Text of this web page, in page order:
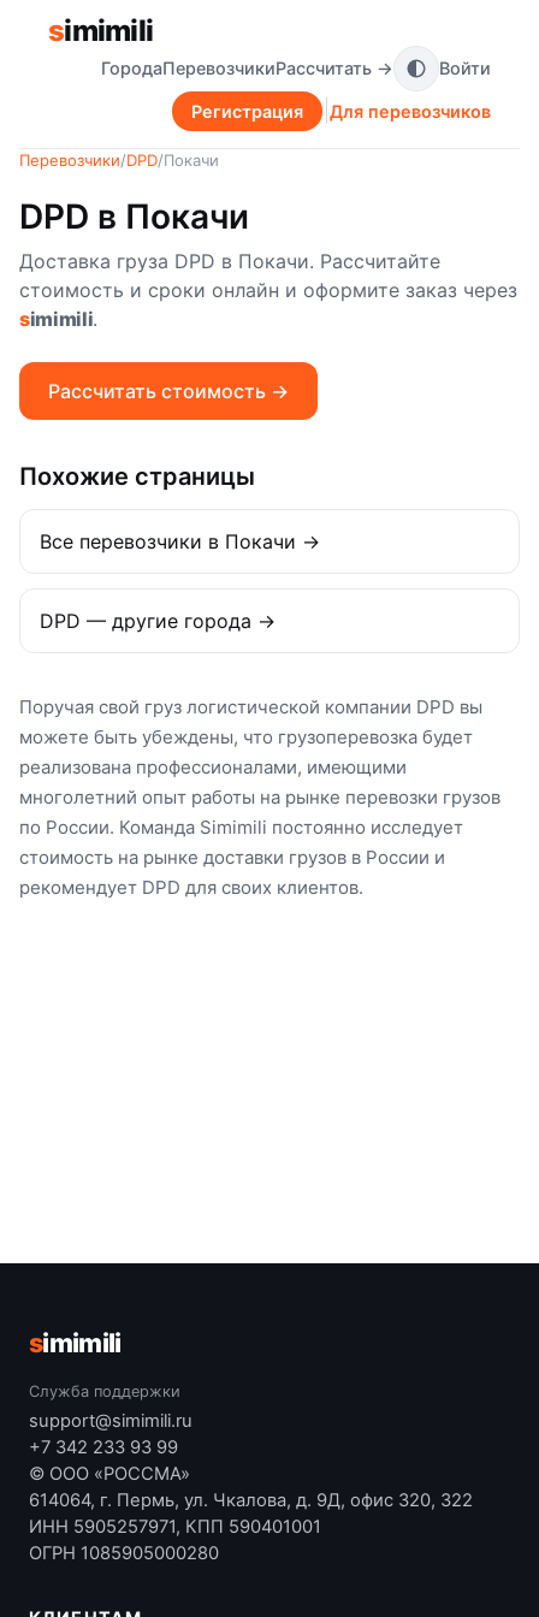
simimili
ГородаПеревозчикиРассчитать → Войти
Регистрация Для перевозчиков
Перевозчики/DPD/Покачи
DPD в Покачи
Доставка груза DPD в Покачи. Рассчитайте
стоимость и сроки онлайн и оформите заказ через
simimili.
Рассчитать стоимость →
Похожие страницы
Все перевозчики в Покачи →
DPD — другие города →
Поручая свой груз логистической компании DPD вы
можете быть убеждены, что грузоперевозка будет
реализована профессионалами, имеющими
многолетний опыт работы на рынке перевозки грузов
по России. Команда Simimili постоянно исследует
стоимость на рынке доставки грузов в России и
рекомендует DPD для своих клиентов.
simimili
Служба поддержки
support@simimili.ru
+7 342 233 93 99
© ООО «РОССМА»
614064, г. Пермь, ул. Чкалова, д. 9Д, офис 320, 322
ИНН 5905257971, КПП 590401001
ОГРН 1085905000280